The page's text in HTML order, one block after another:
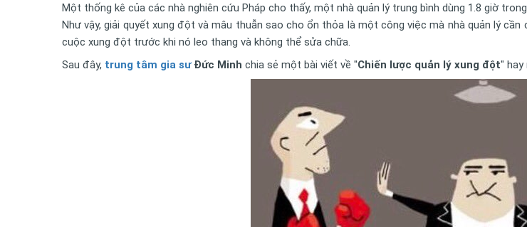
Một thống kê của các nhà nghiên cứu Pháp cho thấy, một nhà quản lý trung bình dùng 1.8 giờ
Như vậy, giải quyết xung đột và mâu thuẫn sao cho ổn thỏa là một công việc mà nhà quản lý
cuộc xung đột trước khi nó leo thang và không thể sửa chữa.
Sau đây, trung tâm gia sư Đức Minh chia sẻ một bài viết về "Chiến lược quản lý xung đột"